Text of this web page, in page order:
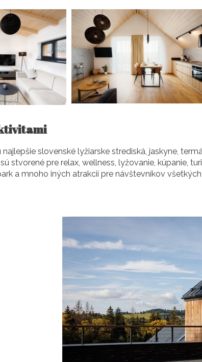
najlepšie slovenské lyžiarske strediská, jaskyne,
stvorené pre relax, wellness, lyžovanie, kúpanie,
a mnoho iných atrakcií pre návštevníkov